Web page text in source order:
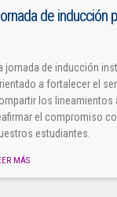
de inducción
jornada de inducción
a fortalecer el
los lineamientos
el compromiso
estudiantes.
MÁS